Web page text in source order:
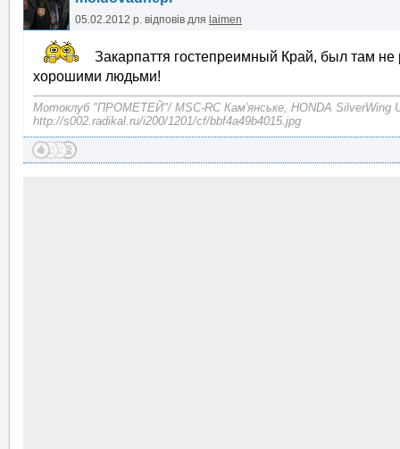
05.02.2012 р. відповів для laimen
Закарпаття гостепреимный Край, был там не
хорошими людьми!
Mотоклуб "ПРОМЕТЕЙ"/ MSC-RC Кам'янське, HONDA SilverWing
http://s002.radikal.ru/i200/1201/cf/bbf4a49b4015.jpg